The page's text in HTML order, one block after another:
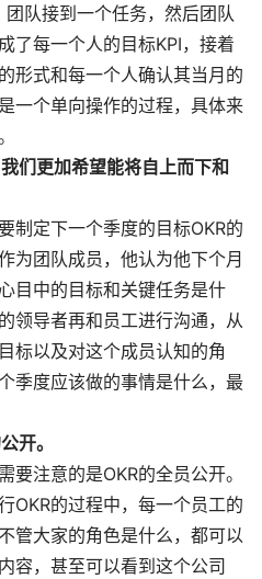
队接到一个任务，然后团队
了每一个人的目标KPI，接着
形式和每一个人确认其当月的
一个单向操作的过程，具体来
们更加希望能将自上而下和
制定下一个季度的目标OKR的
为团队成员，他认为他下个月
目中的目标和关键任务是什
领导者再和员工进行沟通，从
标以及对这个成员认知的角
季度应该做的事情是什么，最
开。
要注意的是OKR的全员公开。
OKR的过程中，每一个员工的
管大家的角色是什么，都可以
容，甚至可以看到这个公司